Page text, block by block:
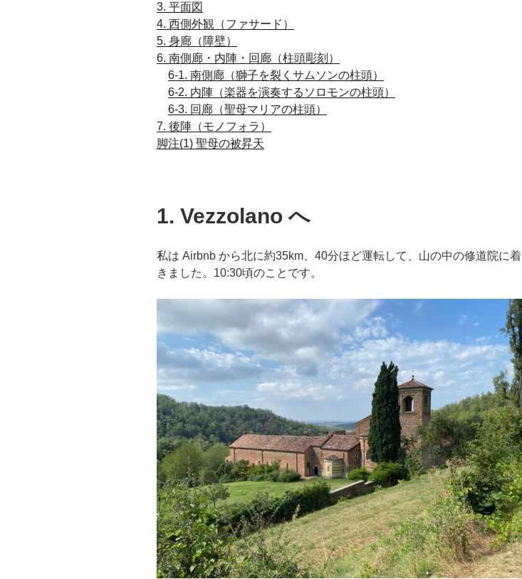
3. 平面図
4. 西側外観（ファサード）
5. 身廊（障壁）
6. 南側廊・内陣・回廊（柱頭彫刻）
6-1. 南側廊（獅子を裂くサムソンの柱頭）
6-2. 内陣（楽器を演奏するソロモンの柱頭）
6-3. 回廊（聖母マリアの柱頭）
7. 後陣（モノフォラ）
脚注(1) 聖母の被昇天
1. Vezzolano へ
私は Airbnb から北に約35km、40分ほど運転して、山の中の修道院に着
きました。10:30頃のことです。